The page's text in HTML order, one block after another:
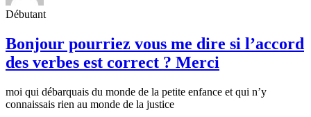
Débutant
Bonjour pourriez vous me dire si l’accord
des verbes est correct ? Merci
moi qui débarquais du monde de la petite enfance et qui n’y
connaissais rien au monde de la justice